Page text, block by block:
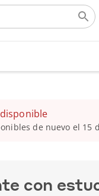
de nuevo el 15
con